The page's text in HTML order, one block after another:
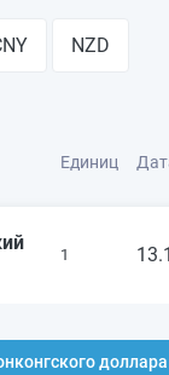
NZD
Единиц
1